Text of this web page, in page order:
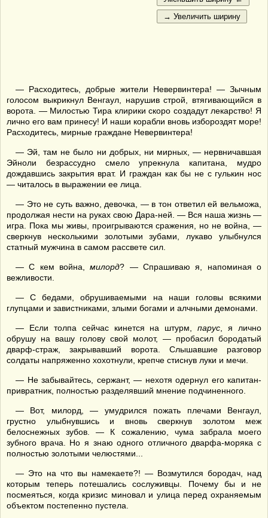
— Расходитесь, добрые жители Невервинтера! — Зычным
голосом выкрикнул Венгаул, нарушив строй, втягивающийся в
ворота. — Милостью Тира клирики скоро создадут лекарство! Я
лично его вам принесу! И наши корабли вновь избороздят море!
Расходитесь, мирные граждане Невервинтера!
— Эй, там не было ни добрых, ни мирных, — нервничавшая
Эйноли безрассудно смело упрекнула капитана, мудро
дождавшись закрытия врат. И граждан как бы не с гулькин нос
— читалось в выражении ее лица.
— Это не суть важно, девочка, — в тон ответил ей вельможа,
продолжая нести на руках свою Дара-ней. — Вся наша жизнь —
игра. Пока мы живы, проигрываются сражения, но не война, —
сверкнув несколькими золотыми зубами, лукаво улыбнулся
статный мужчина в самом рассвете сил.
— С кем война,милорд? — Спрашиваю я, напоминая о
вежливости.
— С бедами, обрушиваемыми на наши головы всякими
глупцами и завистниками, злыми богами и алчными демонами.
— Если толпа сейчас кинется на штурм,парус , я лично
обрушу на вашу голову свой молот, — пробасил бородатый
дварф-страж, закрывавший ворота. Слышавшие разговор
солдаты напряженно хохотнули, крепче стиснув луки и мечи.
— Не забывайтесь, сержант, — нехотя одернул его капитан-
привратник, полностью разделявший мнение подчиненного.
— Вот, милорд, — умудрился пожать плечами Венгаул,
грустно улыбнувшись и вновь сверкнув золотом меж
белоснежных зубов. — К сожалению, чума забрала моего
зубного врача. Но я знаю одного отличного дварфа-моряка с
полностью золотыми челюстями...
— Это на что вы намекаете?! — Возмутился бородач, над
которым теперь потешались сослуживцы. Почему бы и не
посмеяться, когда кризис миновал и улица перед охраняемым
объектом постепенно пустела.